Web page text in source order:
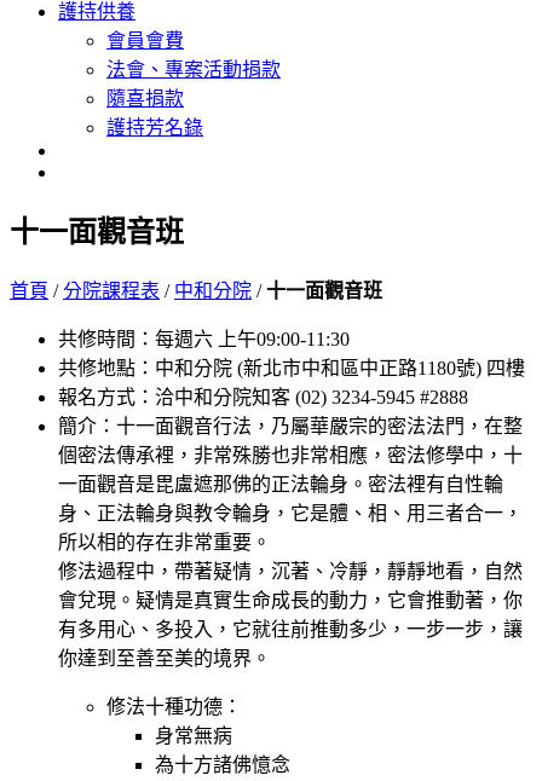
護持供養
會員會費
法會、專案活動捐款
隨喜捐款
護持芳名錄
十一面觀音班
首頁 /分院課程表 / 中和分院 /十一面觀音班
共修時間：每週六 上午09:00-11:30
共修地點：中和分院 (新北市中和區中正路1180號) 四樓
報名方式：洽中和分院知客 (02) 3234-5945 #2888
簡介：十一面觀音行法，乃屬華嚴宗的密法法門，在整
個密法傳承裡，非常殊勝也非常相應，密法修學中，十
一面觀音是毘盧遮那佛的正法輪身。密法裡有自性輪
身、正法輪身與教令輪身，它是體、相、用三者合一，
所以相的存在非常重要。
修法過程中，帶著疑情，沉著、冷靜，靜靜地看，自然
會兌現。疑情是真實生命成長的動力，它會推動著，你
有多用心、多投入，它就往前推動多少，一步一步，讓
你達到至善至美的境界。
修法十種功德：
身常無病
為十方諸佛憶念